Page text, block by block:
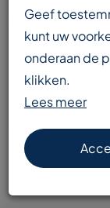
Geef
kunt uw
onderaan de
klikken.
Lees meer